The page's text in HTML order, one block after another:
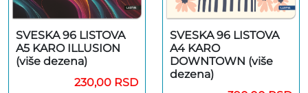
SVESKA 96 LISTOVA
A5 KARO ILLUSION
(više dezena)
230,00 RSD
SVESKA 96 LISTOVA
A4 KARO
DOWNTOWN (više
dezena)